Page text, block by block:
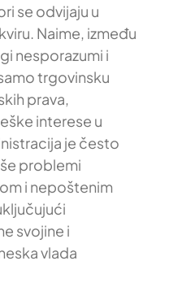
se odvijaju u
Naime, između
nesporazumi i
trgovinsku
prava,
interese u
je često
problemi
i nepoštenim
svojine i
vlada